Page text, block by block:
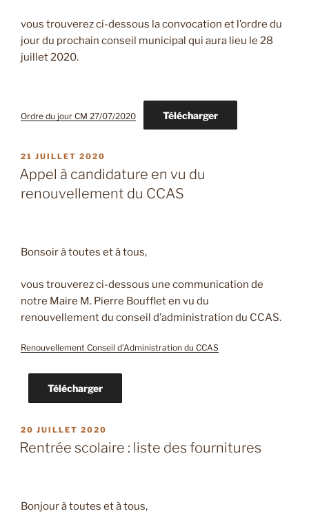
vous trouverez ci-dessous la convocation et l’ordre du
jour du prochain conseil municipal qui aura lieu le 28
juillet 2020.
Ordre du jour CM 27/07/2020 Télécharger
PUBLIÉ
LE
21 JUILLET 2020
Appel à candidature en vu du
renouvellement du CCAS
Bonsoir à toutes et à tous,
vous trouverez ci-dessous une communication de
notre Maire M. Pierre Boufflet en vu du
renouvellement du conseil d’administration du CCAS.
Renouvellement Conseil d’Administration du CCAS
Télécharger
PUBLIÉ
LE
20 JUILLET 2020
Rentrée scolaire : liste des fournitures
Bonjour à toutes et à tous,